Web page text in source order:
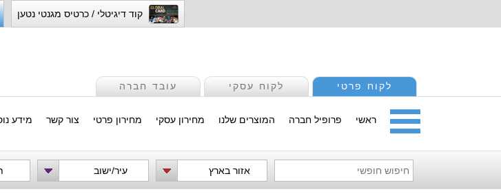
קוד דיגיטלי / כרטיס מגנטי נטען
לקוח פרטי לקוח עסקי עובד חברה
ראשי פרופיל חברה המוצרים שלנו מחירון עסקי מחירון פרטי צור קשר מידע
אזור בארץ עיר/ישוב